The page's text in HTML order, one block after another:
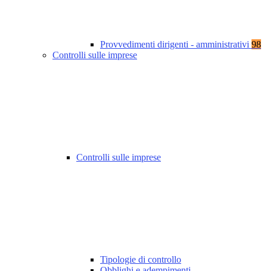
Provvedimenti dirigenti - amministrativi 98
Controlli sulle imprese
Controlli sulle imprese
Tipologie di controllo